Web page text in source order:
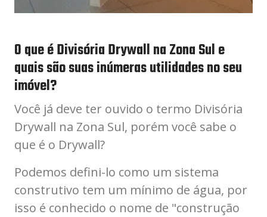
O que é Divisória Drywall na Zona Sul e
quais são suas inúmeras utilidades no seu
imóvel?
Você já deve ter ouvido o termo Divisória
Drywall na Zona Sul, porém você sabe o
que é o Drywall?
Podemos defini-lo como um sistema
construtivo tem um mínimo de água, por
isso é conhecido o nome de "construção